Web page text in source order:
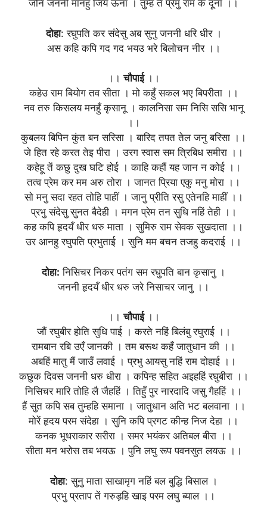
जनि जननी मानहु जियँ ऊना । तुम्ह ते प्रेमु राम कें दूना ।।
दोहा: रघुपति कर संदेसु अब सुनु जननी धरि धीर ।
अस कहि कपि गद गद भयउ भरे बिलोचन नीर ।।
।।चौपाई ।।
कहेउ राम बियोग तव सीता । मो कहुँ सकल भए बिपरीता ।।
नव तरु किसलय मनहुँ कृसानू । कालनिसा सम निसि ससि भानू
।।
कुबलय बिपिन कुंत बन सरिसा । बारिद तपत तेल जनु बरिसा ।।
जे हित रहे करत तेइ पीरा । उरग स्वास सम त्रिबिध समीरा ।।
कहेहू तें कछु दुख घटि होई । काहि कहौं यह जान न कोई ।।
तत्व प्रेम कर मम अरु तोरा । जानत प्रिया एकु मनु मोरा ।।
सो मनु सदा रहत तोहि पाहीं । जानु प्रीति रसु एतेनहि माहीं ।।
प्रभु संदेसु सुनत बैदेही । मगन प्रेम तन सुधि नहिं तेही ।।
कह कपि हृदयँ धीर धरु माता । सुमिरु राम सेवक सुखदाता ।।
उर आनहु रघुपति प्रभुताई । सुनि मम बचन तजहु कदराई ।।
दोहा: निसिचर निकर पतंग सम रघुपति बान कृसानु ।
जननी हृदयँ धीर धरु जरे निसाचर जानु ।।
।।चौपाई ।।
जौं रघुबीर होति सुधि पाई । करते नहिं बिलंबु रघुराई ।।
रामबान रबि उएँ जानकी । तम बरूथ कहँ जातुधान की ।।
अबहिं मातु मैं जाउँ लवाई । प्रभु आयसु नहिं राम दोहाई ।।
कछुक दिवस जननी धरु धीरा । कपिन्ह सहित अइहहिं रघुबीरा ।।
निसिचर मारि तोहि लै जैहहिं । तिहुँ पुर नारदादि जसु गैहहिं ।।
हैं सुत कपि सब तुम्हहि समाना । जातुधान अति भट बलवाना ।।
मोरें हृदय परम संदेहा । सुनि कपि प्रगट कीन्ह निज देहा ।।
कनक भूधराकार सरीरा । समर भयंकर अतिबल बीरा ।।
सीता मन भरोस तब भयऊ । पुनि लघु रूप पवनसुत लयऊ ।।
दोहा: सुनु माता साखामृग नहिं बल बुद्धि बिसाल ।
प्रभु प्रताप तें गरुड़हि खाइ परम लघु ब्याल ।।